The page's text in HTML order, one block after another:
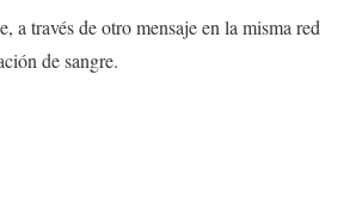
a través de otro mensaje en la misma red
de sangre.